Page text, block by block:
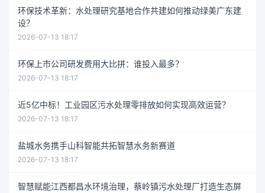
环保技术革新：水处理研究基地合作共建如何推动绿美广东建
设？
2026-07-13 18:17
环保上市公司研发费用大比拼：谁投入最多？
2026-07-13 18:17
近5亿中标！工业园区污水处理零排放如何实现高效运营？
2026-07-13 18:17
盐城水务携手山科智能共拓智慧水务新赛道
2026-07-13 18:17
智慧赋能江西都昌水环境治理，蔡岭镇污水处理厂打造生态屏